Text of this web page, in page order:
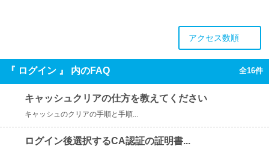
アクセス数順
『 ログイン 』 内のFAQ 全16件
キャッシュクリアの仕方を教えてください
キャッシュのクリアの手順と手順...
ログイン後選択するCA認証の証明書...